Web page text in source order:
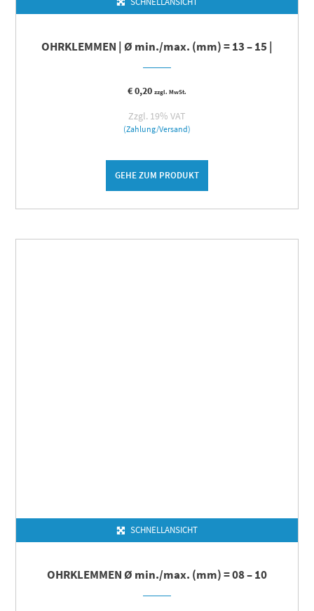
OHRKLEMMEN | Ø min./max. (mm) = 13 – 15 |
€0,20 zzgl. MwSt.
Zzgl. 19% VAT
(Zahlung/Versand)
GEHE ZUM PRODUKT
SCHNELLANSICHT
OHRKLEMMEN Ø min./max. (mm) = 08 – 10